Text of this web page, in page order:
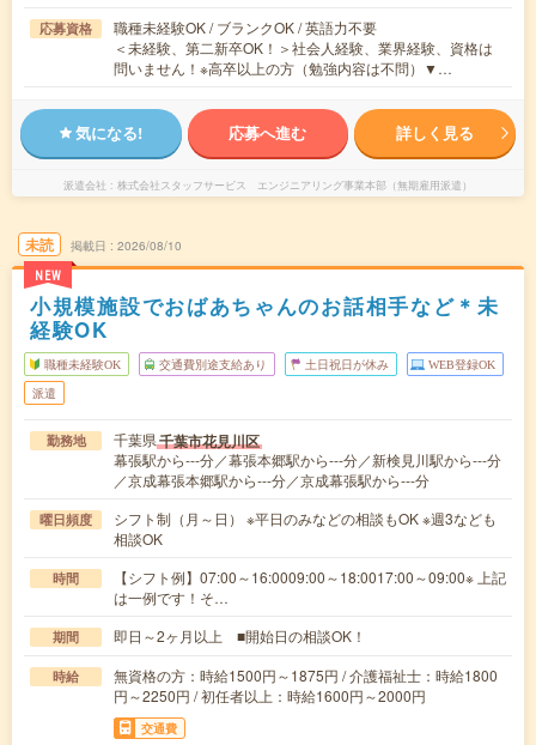
応募資格
職種未経験OK / ブランクOK / 英語力不要
＜未経験、第二新卒OK！＞社会人経験、業界経験、資格は
問いません！※高卒以上の方（勉強内容は不問）▼…
気になる! 応募へ進む 詳しく見る
派遣会社 株式会社スタッフサービス エンジニアリング事業本部（無期雇用派遣）
未読
NEW
掲載日 2026/08/10
小規模施設でおばあちゃんのお話相手など＊未
経験OK
職種未経験OK 交通費別途支給あり 土日祝日が休み WEB登録OK
派遣
勤務地 千葉県千葉市花見川区
幕張駅から---分／幕張本郷駅から---分／新検見川駅から---分
／京成幕張本郷駅から---分／京成幕張駅から---分
曜日頻度
シフト制（月～日） ※平日のみなどの相談もOK ※週3なども
相談OK
時間
【シフト例】07:00～16:0009:00～18:0017:00～09:00※ 上記
は一例です！そ…
期間 即日～2ヶ月以上 ■開始日の相談OK！
時給
無資格の方：時給1500円～1875円 / 介護福祉士：時給1800
円～2250円 / 初任者以上：時給1600円～2000円
交通費